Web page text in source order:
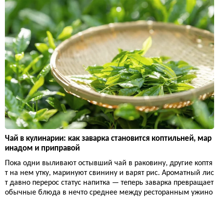
Чай в кулинарии: как заварка становится коптильней, мар
инадом и приправой
Пока одни выливают остывший чай в раковину, другие коптя
т на нем утку, маринуют свинину и варят рис. Ароматный лис
т давно перерос статус напитка — теперь заварка превращает
обычные блюда в нечто среднее между ресторанным ужино